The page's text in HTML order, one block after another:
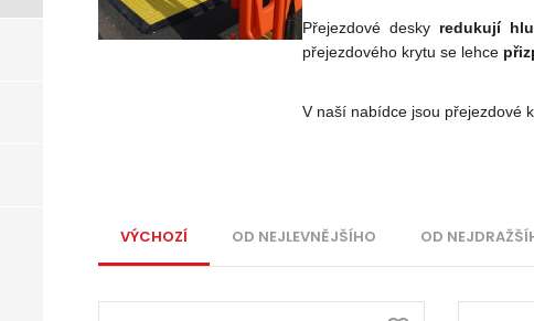
Přejezdové desky redukují
přejezdového krytu se lehce
V naší nabídce jsou přejezdové
VÝCHOZÍ OD NEJLEVNĚJŠÍHO OD